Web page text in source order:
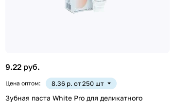
9.22 руб.
Цена оптом: 8.36 р. от 250 шт
Зубная паста White Pro для деликатного